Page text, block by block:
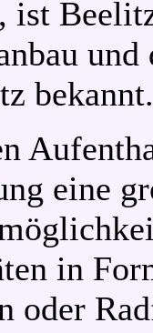
ist
bekannt.
eine
in
oder